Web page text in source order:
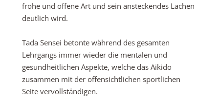
frohe und offene Art und sein ansteckendes Lachen
deutlich wird.
Tada Sensei betonte während des gesamten
Lehrgangs immer wieder die mentalen und
gesundheitlichen Aspekte, welche das Aikido
zusammen mit der offensichtlichen sportlichen
Seite vervollständigen.